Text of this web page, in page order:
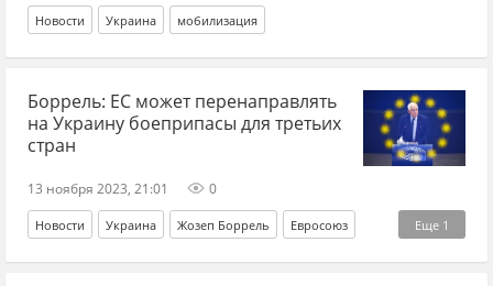
Новости Украина мобилизация
Боррель: ЕС может перенаправлять
на Украину боеприпасы для третьих
стран
13 ноября 2023, 21:01 0
Еще 1
Новости Украина Жозеп Боррель Евросоюз
военная помощь